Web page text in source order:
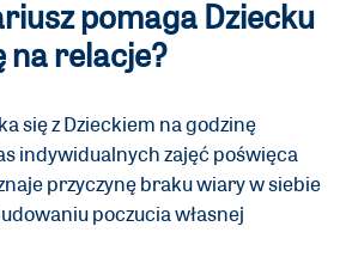
pomaga Dziecku
na relacje?
się z Dzieckiem na godzinę
indywidualnych zajęć poświęca
przyczynę braku wiary w siebie
poczucia własnej